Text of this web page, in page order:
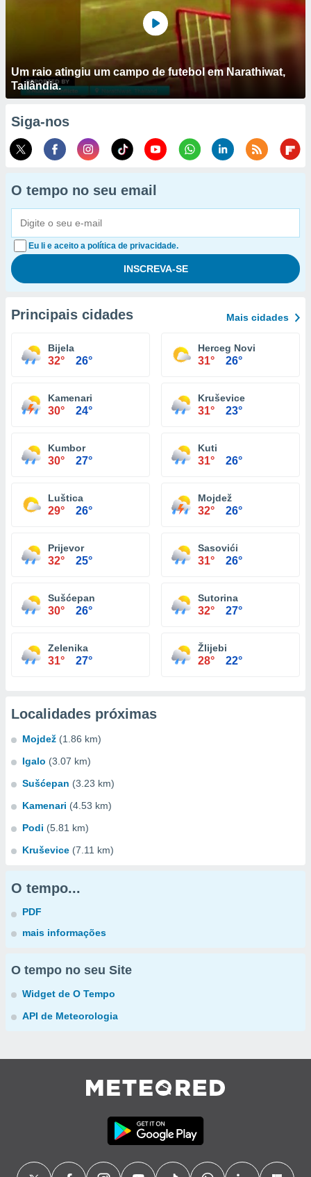
Um raio atingiu um campo de futebol em Narathiwat,
Tailândia.
Siga-nos
O tempo no seu email
Eu li e aceito a política de privacidade.
Principais cidades Mais cidades
Bijela
32° 26°
Herceg Novi
31° 26°
Kamenari
30° 24°
Kruševice
31° 23°
Kumbor
30° 27°
Kuti
31° 26°
Luštica
29° 26°
Mojdež
32° 26°
Prijevor
32° 25°
Sasovići
31° 26°
Sušćepan
30° 26°
Sutorina
32° 27°
Zelenika
31° 27°
Žlijebi
28° 22°
Localidades próximas
Mojdež (1.86 km)
Igalo (3.07 km)
Sušćepan (3.23 km)
Kamenari (4.53 km)
Podi (5.81 km)
Kruševice (7.11 km)
O tempo...
PDF
mais informações
O tempo no seu Site
Widget de O Tempo
API de Meteorologia